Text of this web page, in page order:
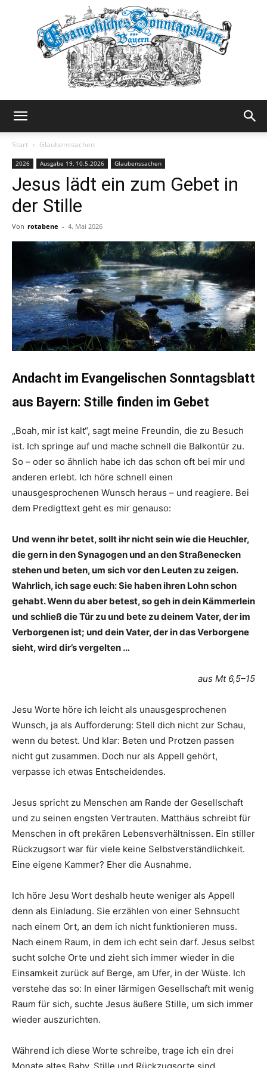
Sonntagsblatt
Start Glaubenssachen
2026 Ausgabe 19, 10.5.2026 Glaubenssachen
Jesus lädt ein zum Gebet in
der Stille
Von rotabene - 4. Mai 2026
Andacht im Evangelischen Sonntagsblatt
aus Bayern: Stille finden im Gebet
„Boah, mir ist kalt“, sagt meine Freundin, die zu Besuch
ist. Ich springe auf und mache schnell die Balkontür zu.
So – oder so ähnlich habe ich das schon oft bei mir und
anderen erlebt. Ich höre schnell einen
unausgesprochenen Wunsch heraus – und reagiere. Bei
dem Predigttext geht es mir genauso:
Und wenn ihr betet, sollt ihr nicht sein wie die Heuchler,
die gern in den Synagogen und an den Straßenecken
stehen und beten, um sich vor den Leuten zu zeigen.
Wahrlich, ich sage euch: Sie haben ihren Lohn schon
gehabt. Wenn du aber betest, so geh in dein Kämmerlein
und schließ die Tür zu und bete zu deinem Vater, der im
Verborgenen ist; und dein Vater, der in das Verborgene
sieht, wird dir’s vergelten …
aus Mt 6,5–15
Jesu Worte höre ich leicht als unausgesprochenen
Wunsch, ja als Aufforderung: Stell dich nicht zur Schau,
wenn du betest. Und klar: Beten und Protzen passen
nicht gut zusammen. Doch nur als Appell gehört,
verpasse ich etwas Entscheidendes.
Jesus spricht zu Menschen am Rande der Gesellschaft
und zu seinen engsten Vertrauten. Matthäus schreibt für
Menschen in oft prekären Lebensverhältnissen. Ein stiller
Rückzugsort war für viele keine Selbstverständlichkeit.
Eine eigene Kammer? Eher die Ausnahme.
Ich höre Jesu Wort deshalb heute weniger als Appell
denn als Einladung. Sie erzählen von einer Sehnsucht
nach einem Ort, an dem ich nicht funktionieren muss.
Nach einem Raum, in dem ich echt sein darf. Jesus selbst
sucht solche Orte und zieht sich immer wieder in die
Einsamkeit zurück auf Berge, am Ufer, in der Wüste. Ich
verstehe das so: In einer lärmigen Gesellschaft mit wenig
Raum für sich, suchte Jesus äußere Stille, um sich immer
wieder auszurichten.
Während ich diese Worte schreibe, trage ich ein drei